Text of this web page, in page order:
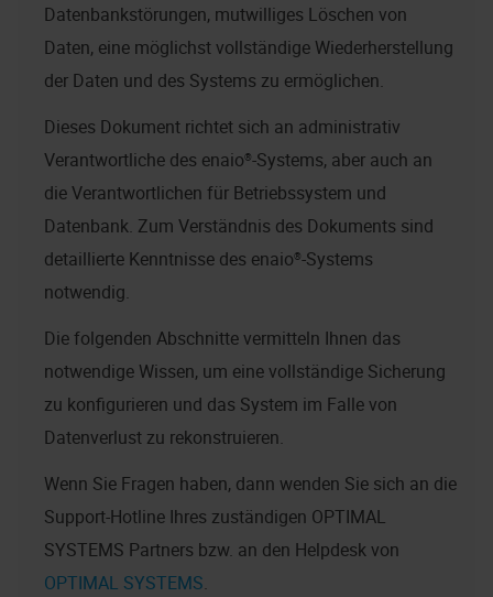
Datenbankstörungen, mutwilliges Löschen von
Daten, eine möglichst vollständige Wiederherstellung
der Daten und des Systems zu ermöglichen.
Dieses Dokument richtet sich an administrativ
Verantwortliche des enaio®-Systems, aber auch an
die Verantwortlichen für Betriebssystem und
Datenbank. Zum Verständnis des Dokuments sind
detaillierte Kenntnisse des enaio®-Systems
notwendig.
Die folgenden Abschnitte vermitteln Ihnen das
notwendige Wissen, um eine vollständige Sicherung
zu konfigurieren und das System im Falle von
Datenverlust zu rekonstruieren.
Wenn Sie Fragen haben, dann wenden Sie sich an die
Support-Hotline Ihres zuständigen OPTIMAL
SYSTEMS Partners bzw. an den Helpdesk von
OPTIMAL SYSTEMS.